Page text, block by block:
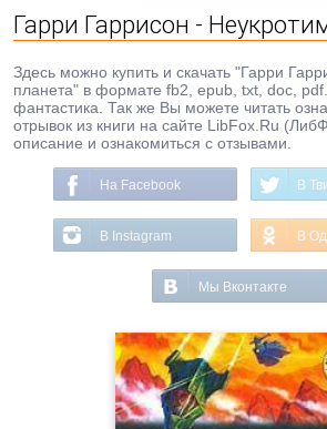
Гарри Гаррисон -
Здесь можно купить и скачать "Гарри
планета" в формате fb2, epub, txt, doc,
фантастика. Так же Вы можете читать
отрывок из книги на сайте LibFox.Ru
описание и ознакомиться с отзывами.
На Facebook В
В Instagram В
Мы Вконтакте